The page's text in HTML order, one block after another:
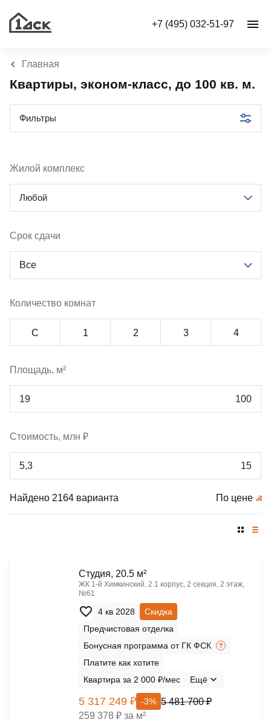
+7 (495) 032-51-97
Главная
Квартиры, эконом-класс, до 100 кв. м.
Фильтры
Жилой комплекс
Любой
Срок сдачи
Все
Количество комнат
С 1 2 3 4
Площадь, м²
Стоимость, млн ₽
Найдено 2164 варианта По цене
Cтудия, 20.5 м²
ЖК 1‑й Химкинский, 2.1 корпус, 2 секция, 2 этаж,
№61
4 кв 2028
Скидка
Предчистовая отделка
Бонусная программа от ГК ФСК
Платите как хотите
Квартира за 2 000 ₽/мес
Ещё
5 317 249 ₽ -3% 5 481 700 ₽
259 378 ₽ за м²